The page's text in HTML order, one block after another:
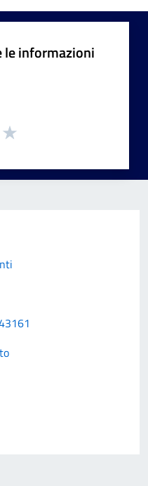
le informazioni